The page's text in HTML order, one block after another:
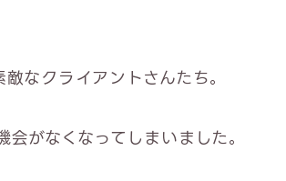
なクライアントさんたち。
がなくなってしまいました。